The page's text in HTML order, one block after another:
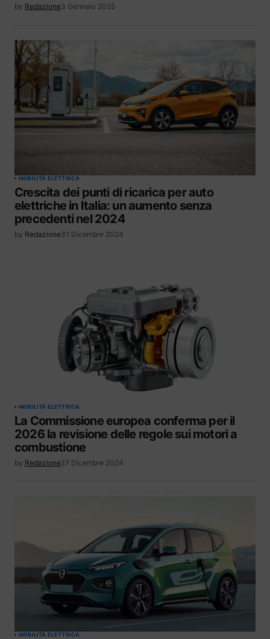
by Redazione3 Gennaio 2025
MOBILITÀ ELETTRICA
Crescita dei punti di ricarica per auto
elettriche in Italia: un aumento senza
precedenti nel 2024
by Redazione31 Dicembre 2024
MOBILITÀ ELETTRICA
La Commissione europea conferma per il
2026 la revisione delle regole sui motori a
combustione
by Redazione27 Dicembre 2024
MOBILITÀ ELETTRICA